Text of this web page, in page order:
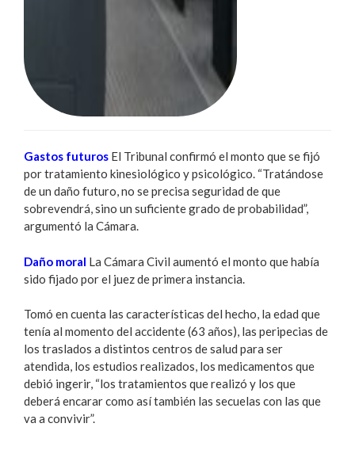
Gastos futuros El Tribunal confirmó el monto que se fijó
por tratamiento kinesiológico y psicológico. “Tratándose
de un daño futuro, no se precisa seguridad de que
sobrevendrá, sino un suficiente grado de probabilidad”,
argumentó la Cámara.
Daño moral La Cámara Civil aumentó el monto que había
sido fijado por el juez de primera instancia.
Tomó en cuenta las características del hecho, la edad que
tenía al momento del accidente (63 años), las peripecias de
los traslados a distintos centros de salud para ser
atendida, los estudios realizados, los medicamentos que
debió ingerir, “los tratamientos que realizó y los que
deberá encarar como así también las secuelas con las que
va a convivir”.